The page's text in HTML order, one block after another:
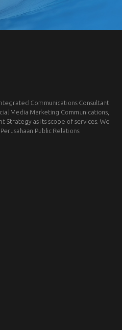
Communications Consultant
Media Marketing Communications,
Strategy as its scope of services. We
Perusahaan Public Relations